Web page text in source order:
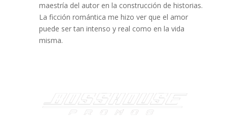
maestría del autor en la construcción de historias.
La ficción romántica me hizo ver que el amor
puede ser tan intenso y real como en la vida
misma.